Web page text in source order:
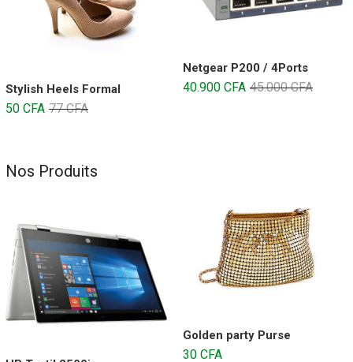
Stylish Heels Formal
77CFA
50 CFA
Netgear P200 / 4Ports
45.000CFA
40.900 CFA
Nos Produits
Golden party Purse
30 CFA